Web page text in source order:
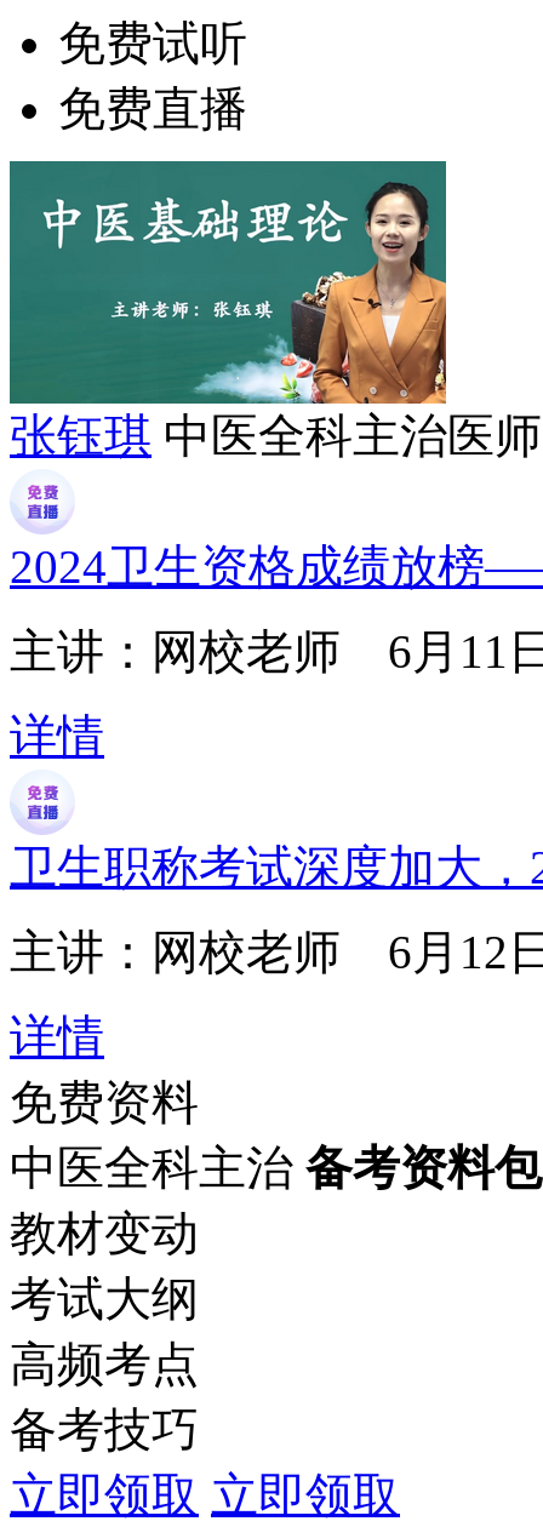
免费试听
免费直播
张钰琪 中医全科主治医
2024卫生资格成绩放榜
主讲：网校老师 6月11
详情
卫生职称考试深度加大
主讲：网校老师 6月12
详情
免费资料
中医全科主治 备考资料包
教材变动
考试大纲
高频考点
备考技巧
立即领取 立即领取